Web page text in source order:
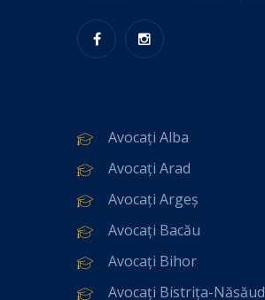
Avocați Alba
Avocați Arad
Avocați Argeș
Avocați Bacău
Avocați Bihor
Avocați Bistrița-Năsăud